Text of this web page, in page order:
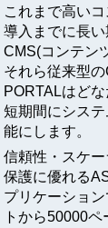
これまで高い
導入までに長
CMS(コンテン
それら従来型
PORTALはど
短期間にシス
能にします。
信頼性・スケ
保護に優れる
プリケーショ
トから50000